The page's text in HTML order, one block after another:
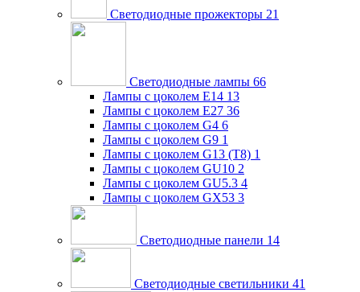
Светодиодные прожекторы 21
Светодиодные лампы 66
Лампы с цоколем E14 13
Лампы с цоколем E27 36
Лампы с цоколем G4 6
Лампы с цоколем G9 1
Лампы с цоколем G13 (Т8) 1
Лампы с цоколем GU10 2
Лампы с цоколем GU5.3 4
Лампы с цоколем GX53 3
Светодиодные панели 14
Светодиодные светильники 41